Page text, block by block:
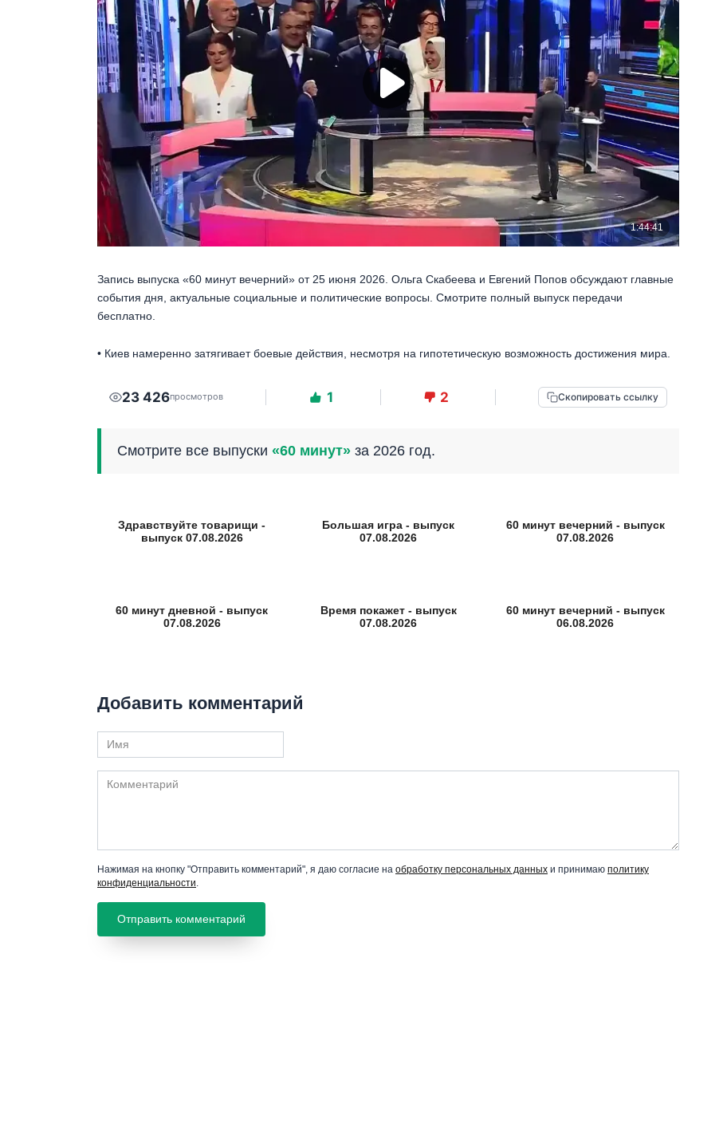
Запись выпуска «60 минут вечерний» от 25 июня 2026. Ольга Скабеева и Евгений Попов обсуждают главные
события дня, актуальные социальные и политические вопросы. Смотрите полный выпуск передачи
бесплатно.
• Киев намеренно затягивает боевые действия, несмотря на гипотетическую возможность достижения мира.
23 426просмотров 1 2 Скопировать ссылку
Смотрите все выпуски «60 минут» за 2026 год.
Здравствуйте товарищи -
выпуск 07.08.2026
Большая игра - выпуск
07.08.2026
60 минут вечерний - выпуск
07.08.2026
60 минут дневной - выпуск
07.08.2026
Время покажет - выпуск
07.08.2026
60 минут вечерний - выпуск
06.08.2026
Добавить комментарий
Имя
Комментарий
Нажимая на кнопку "Отправить комментарий", я даю согласие на обработку персональных данных и принимаю политику
конфиденциальности.